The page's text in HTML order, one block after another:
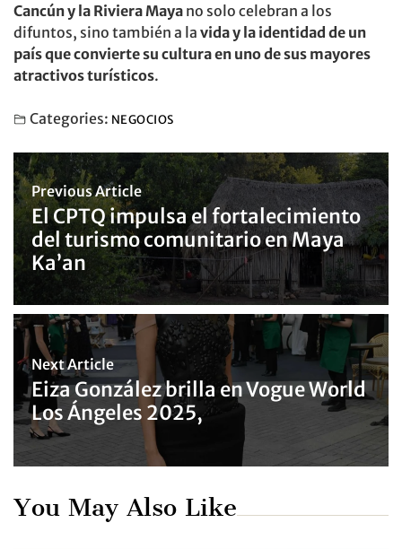
Cancún y la Riviera Maya no solo celebran a los
difuntos, sino también a la vida y la identidad de un
país que convierte su cultura en uno de sus mayores
atractivos turísticos.
Categories: NEGOCIOS
Previous Article
El CPTQ impulsa el fortalecimiento
del turismo comunitario en Maya
Ka’an
Next Article
Eiza González brilla en Vogue World
Los Ángeles 2025,
You May Also Like